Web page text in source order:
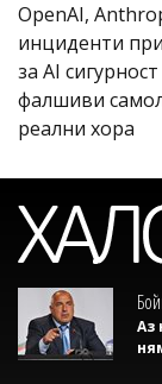
OpenAI,
инциденти
за AI
фалшиви
реални хора
Аз